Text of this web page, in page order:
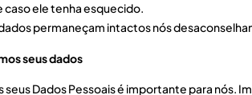
caso ele tenha esquecido.
permaneçam intactos nós
seus dados
seus Dados Pessoais é importante para